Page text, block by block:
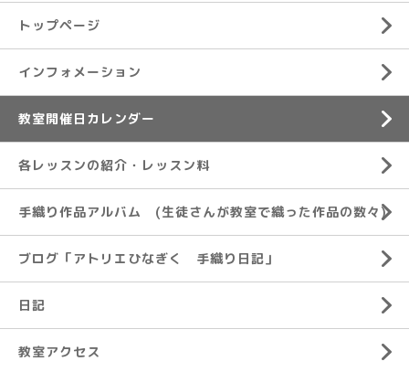
トップページ
インフォメーション
教室開催日カレンダー
各レッスンの紹介・レッスン料
手織り作品アルバム (生徒さんが教室で織った作品の数々)
ブログ「アトリエひなぎく 手織り日記」
日記
教室アクセス